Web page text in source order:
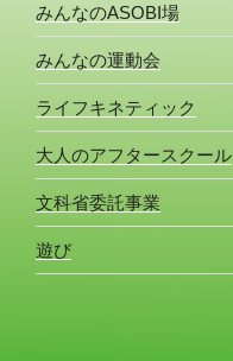
みんなのASOBI場
みんなの運動会
ライフキネティック
大人のアフタースクール
文科省委託事業
遊び